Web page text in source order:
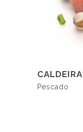
Pescado